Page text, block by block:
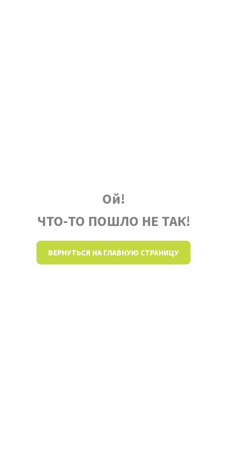
Ой!
ЧТО-ТО ПОШЛО НЕ ТАК!
ВЕРНУТЬСЯ НА ГЛАВНУЮ СТРАНИЦУ